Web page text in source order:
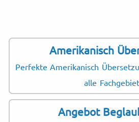
Amerikanisch
Perfekte Amerikanisch
alle
Angebot